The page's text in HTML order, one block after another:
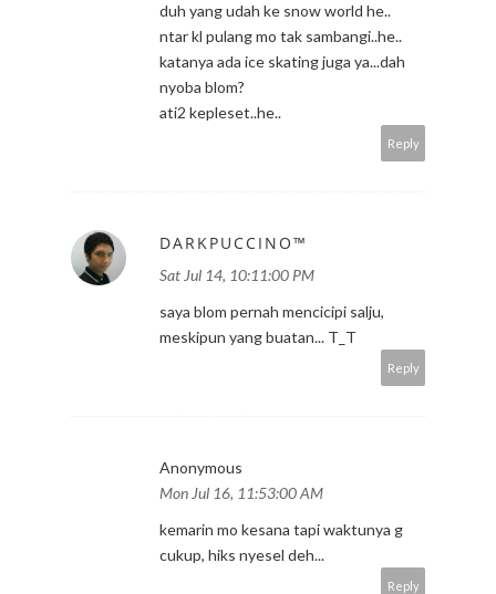
duh yang udah ke snow world he..
ntar kl pulang mo tak sambangi..he..
katanya ada ice skating juga ya...dah
nyoba blom?
ati2 kepleset..he..
Reply
DARKPUCCINO™
Sat Jul 14, 10:11:00 PM
saya blom pernah mencicipi salju,
meskipun yang buatan... T_T
Reply
Anonymous
Mon Jul 16, 11:53:00 AM
kemarin mo kesana tapi waktunya g
cukup, hiks nyesel deh...
Reply